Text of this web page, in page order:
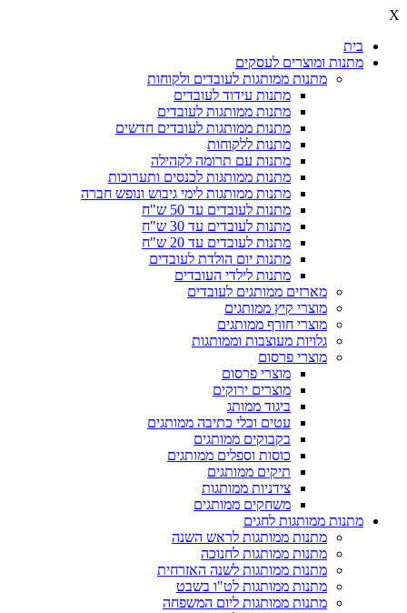
X
בית
מתנות ומוצרים לעסקים
מתנות ממותגות לעובדים ולקוחות
מתנות עידוד לעובדים
מתנות ממותגות לעובדים
מתנות ממותגות לעובדים חדשים
מתנות ללקוחות
מתנות עם תרומה לקהילה
מתנות ממותגות לכנסים ותערוכות
מתנות ממותגות לימי גיבוש ונופש חברה
מתנות לעובדים עד 50 ש"ח
מתנות לעובדים עד 30 ש"ח
מתנות לעובדים עד 20 ש"ח
מתנות יום הולדת לעובדים
מתנות לילדי העובדים
מארזים ממותגים לעובדים
מוצרי קיץ ממותגים
מוצרי חורף ממותגים
גלויות מעוצבות וממותגות
מוצרי פרסום
מוצרי פרסום
מוצרים ירוקים
ביגוד ממותג
עטים וכלי כתיבה ממותגים
בקבוקים ממותגים
כוסות וספלים ממותגים
תיקים ממותגים
צידניות ממותגות
משחקים ממותגים
מתנות ממותגות לחגים
מתנות ממותגות לראש השנה
מתנות ממותגות לחנוכה
מתנות ממותגות לשנה האזרחית
מתנות ממותגות לט"ו בשבט
מתנות ממותגות ליום המשפחה